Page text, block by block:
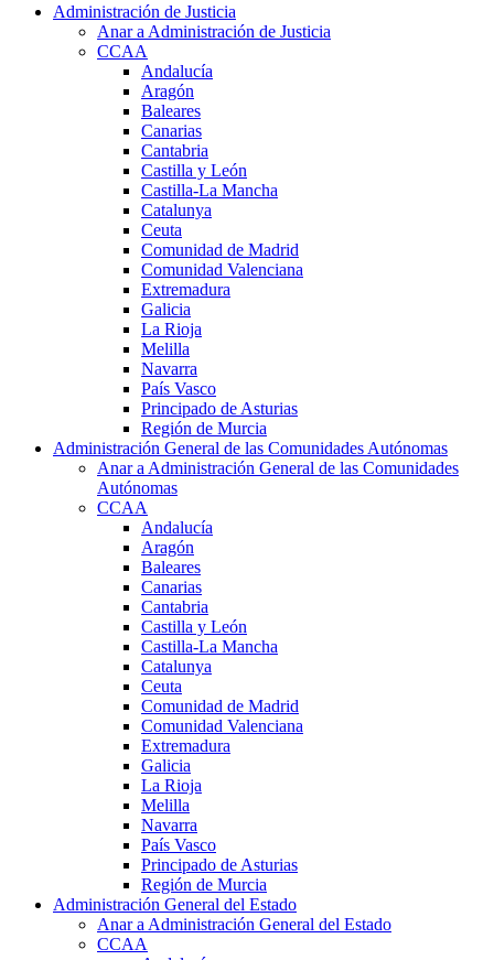
Administración de Justicia
Anar a Administración de Justicia
CCAA
Andalucía
Aragón
Baleares
Canarias
Cantabria
Castilla y León
Castilla-La Mancha
Catalunya
Ceuta
Comunidad de Madrid
Comunidad Valenciana
Extremadura
Galicia
La Rioja
Melilla
Navarra
País Vasco
Principado de Asturias
Región de Murcia
Administración General de las Comunidades Autónomas
Anar a Administración General de las Comunidades
Autónomas
CCAA
Andalucía
Aragón
Baleares
Canarias
Cantabria
Castilla y León
Castilla-La Mancha
Catalunya
Ceuta
Comunidad de Madrid
Comunidad Valenciana
Extremadura
Galicia
La Rioja
Melilla
Navarra
País Vasco
Principado de Asturias
Región de Murcia
Administración General del Estado
Anar a Administración General del Estado
CCAA